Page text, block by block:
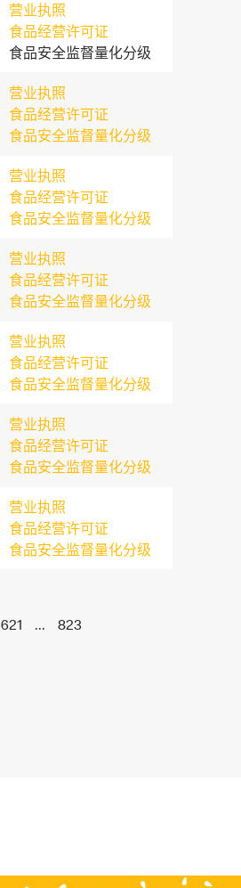
营业执照
食品经营许可证
食品安全监督量化分级
营业执照
食品经营许可证
食品安全监督量化分级
营业执照
食品经营许可证
食品安全监督量化分级
营业执照
食品经营许可证
食品安全监督量化分级
营业执照
食品经营许可证
食品安全监督量化分级
营业执照
食品经营许可证
食品安全监督量化分级
营业执照
食品经营许可证
食品安全监督量化分级
621 ... 823